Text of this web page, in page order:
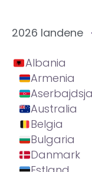
2026 landene
Albania
Armenia
Australia
Belgia
Bulgaria
Danmark